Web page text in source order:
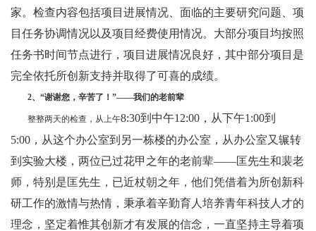
家。检查内容包括项目进展情况、面临的主要研究问题、项
目任务协调情况以及项目经费使用情况。大部分项目均按照
任务书时间节点进行，项目进展情况良好，其中部分项目是
完全依托所创新支持并取得了可喜的成绩。
2、“谢谢您，辛苦了！”——我们的老前辈
整整两天的检查，从上午8:30到中午12:00，从下午1:00到
5:00，从这个办公室到另一栋楼的办公室，从办公室又辗转
到实验大楼，两位已过花甲之年的老前辈——匡先生和裴老
师，特别是匡先生，已近杖朝之年，他们凭借着为所创新科
研工作的激情与热情，秉承着辛勤育人培养青年科技人才的
理念，坚定着惟其创新才有发展的信念，一直坚持主导着项